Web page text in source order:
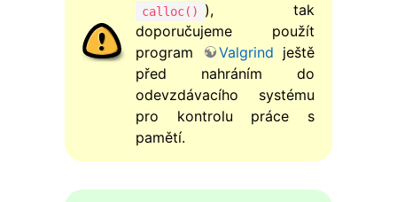
calloc()
), tak
doporučujeme použít
program
Valgrind ještě
před nahráním do
odevzdávacího systému
pro kontrolu práce s
pamětí.